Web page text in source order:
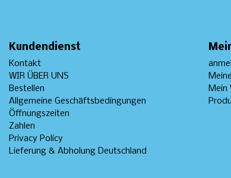
Kundendienst
Kontakt
WIR ÜBER UNS
Bestellen
Allgemeine Geschäftsbedingungen
Öffnungszeiten
Zahlen
Privacy Policy
Lieferung & Abholung Deutschland
Mein